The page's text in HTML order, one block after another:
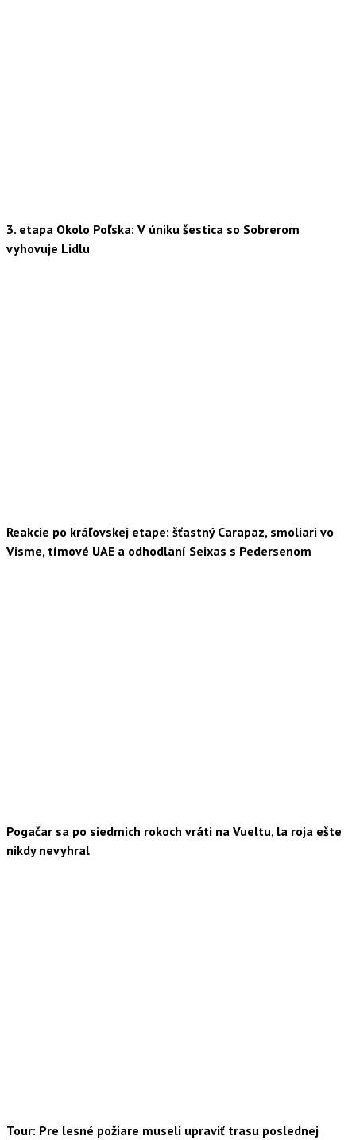
3. etapa Okolo Poľska: V úniku šestica so Sobrerom
vyhovuje Lidlu
Reakcie po kráľovskej etape: šťastný Carapaz, smoliari vo
Visme, tímové UAE a odhodlaní Seixas s Pedersenom
Pogačar sa po siedmich rokoch vráti na Vueltu, la roja ešte
nikdy nevyhral
Tour: Pre lesné požiare museli upraviť trasu poslednej